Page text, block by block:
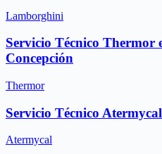
Lamborghini
Servicio Técnico Thermor
Concepción
Thermor
Servicio Técnico
Atermycal